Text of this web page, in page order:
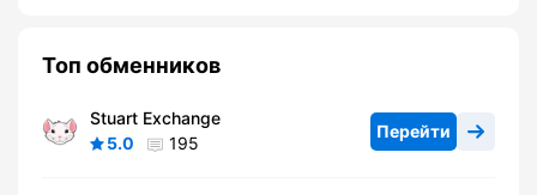
Топ обменников
Stuart Exchange
5.0
195
Перейти